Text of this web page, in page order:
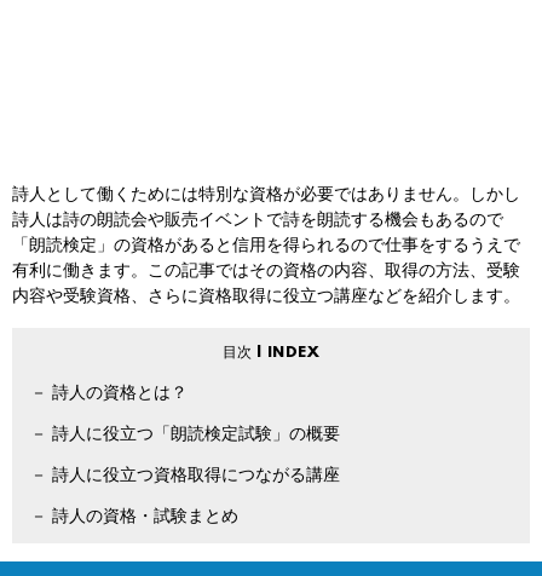
詩人として働くためには特別な資格が必要ではありません。しかし
詩人は詩の朗読会や販売イベントで詩を朗読する機会もあるので
「朗読検定」の資格があると信用を得られるので仕事をするうえで
有利に働きます。この記事ではその資格の内容、取得の方法、受験
内容や受験資格、さらに資格取得に役立つ講座などを紹介します。
詩人の資格とは？
詩人に役立つ「朗読検定試験」の概要
詩人に役立つ資格取得につながる講座
詩人の資格・試験まとめ